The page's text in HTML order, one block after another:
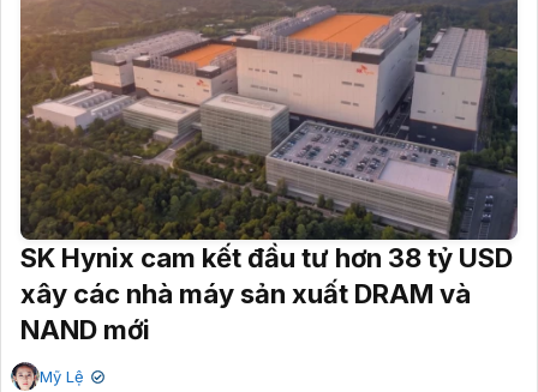
SK Hynix cam kết đầu tư hơn 38 tỷ USD
xây các nhà máy sản xuất DRAM và
NAND mới
Mỹ Lệ ✔